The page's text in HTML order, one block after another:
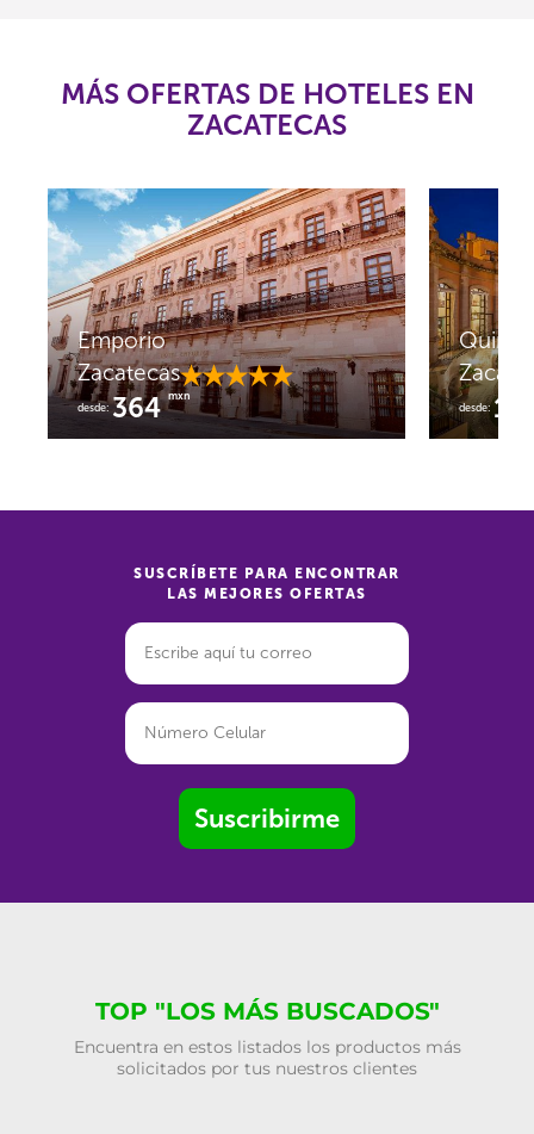
MÁS OFERTAS DE HOTELES EN
ZACATECAS
Emporio
Zacatecas
desde: 364mxn
Quinta
desde:
SUSCRÍBETE PARA ENCONTRAR
LAS MEJORES OFERTAS
Suscribirme
TOP "LOS MÁS BUSCADOS"
Encuentra en estos listados los productos más
solicitados por tus nuestros clientes